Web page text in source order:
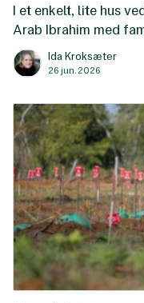
I et enkelt, lite hus
Arab Ibrahim med
IS tok fra dem alt de
på nytt.
Ida Kroksæter
26 jun. 2026